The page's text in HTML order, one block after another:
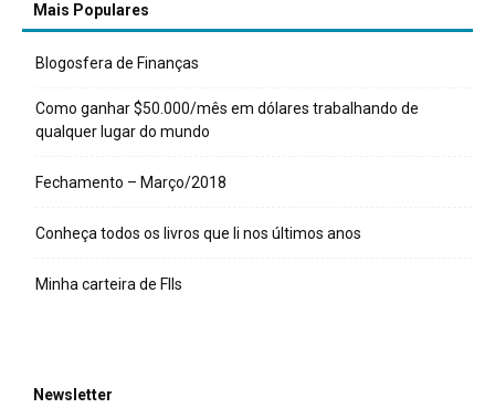
Mais Populares
Blogosfera de Finanças
Como ganhar $50.000/mês em dólares trabalhando de
qualquer lugar do mundo
Fechamento – Março/2018
Conheça todos os livros que li nos últimos anos
Minha carteira de FIIs
Newsletter